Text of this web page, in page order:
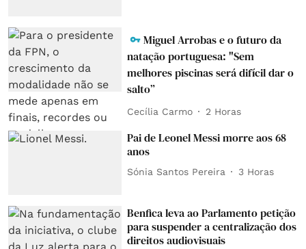
Miguel Arrobas e o futuro da
natação portuguesa: "Sem
melhores piscinas será difícil dar o
salto”
Cecília Carmo 2 Horas
Pai de Leonel Messi morre aos 68
anos
Sónia Santos Pereira 3 Horas
Benfica leva ao Parlamento petição
para suspender a centralização dos
direitos audiovisuais